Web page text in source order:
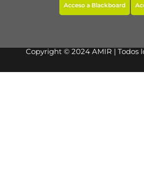
Acceso a Blackboard
Copyright © 2024 AMIR | Todos